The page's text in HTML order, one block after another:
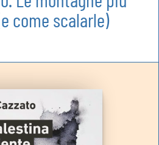
come scalarle)